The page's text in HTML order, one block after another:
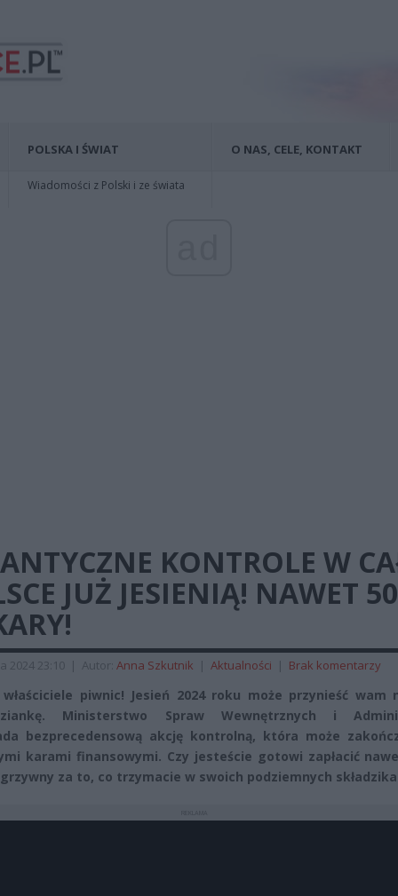
POLSKA I ŚWIAT
Wiadomości z Polski i ze świata
O NAS, CELE, KONTAKT
KONTROLE W
JUŻ JESIENIĄ! NAWET
2024 23:10 | Autor: Anna Szkutnik | Aktualności | Brak komentarzy
właściciele piwnic! Jesień 2024 roku może przynieść wam
Ministerstwo Spraw Wewnętrznych i
bezprecedensową akcję kontrolną, która może
karami finansowymi. Czy jesteście gotowi zapłacić
za to, co trzymacie w swoich podziemnych